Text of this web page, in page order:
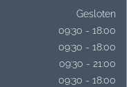
Gesloten
09:30 - 18:00
09:30 - 18:00
09:30 - 21:00
09:30 - 18:00